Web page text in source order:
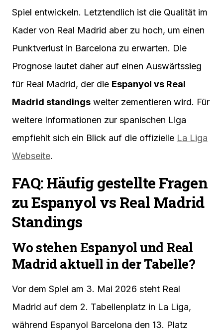
Spiel entwickeln. Letztendlich ist die Qualität im
Kader von Real Madrid aber zu hoch, um einen
Punktverlust in Barcelona zu erwarten. Die
Prognose lautet daher auf einen Auswärtssieg
für Real Madrid, der die Espanyol vs Real
Madrid standings weiter zementieren wird. Für
weitere Informationen zur spanischen Liga
empfiehlt sich ein Blick auf die offizielle La Liga
Webseite.
FAQ: Häufig gestellte Fragen
zu Espanyol vs Real Madrid
Standings
Wo stehen Espanyol und Real
Madrid aktuell in der Tabelle?
Vor dem Spiel am 3. Mai 2026 steht Real
Madrid auf dem 2. Tabellenplatz in La Liga,
während Espanyol Barcelona den 13. Platz